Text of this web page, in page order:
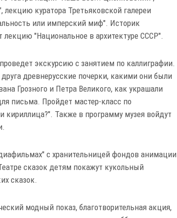
куратора Третьяковской галереи
или имперский миф". Историк
лекцию "Национальное в архитектуре СССР".
экскурсию с занятием по каллиграфии.
древнерусские почерки, какими они были
Грозного и Петра Великого, как украшали
письма. Пройдет мастер-класс по
кириллица?". Также в программу музея войдут
с хранительницей фондов анимации
сказок детям покажут кукольный
сказок.
модный показ, благотворительная акция,